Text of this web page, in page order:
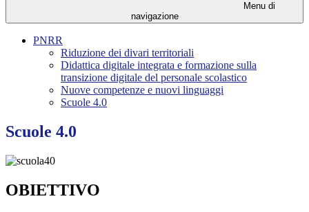
Menu di
navigazione
PNRR
Riduzione dei divari territoriali
Didattica digitale integrata e formazione sulla
transizione digitale del personale scolastico
Nuove competenze e nuovi linguaggi
Scuole 4.0
Scuole 4.0
OBIETTIVO